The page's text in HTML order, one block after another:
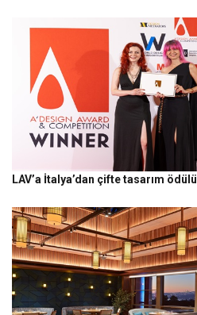
LAV’a İtalya’dan çifte tasarım ödülü